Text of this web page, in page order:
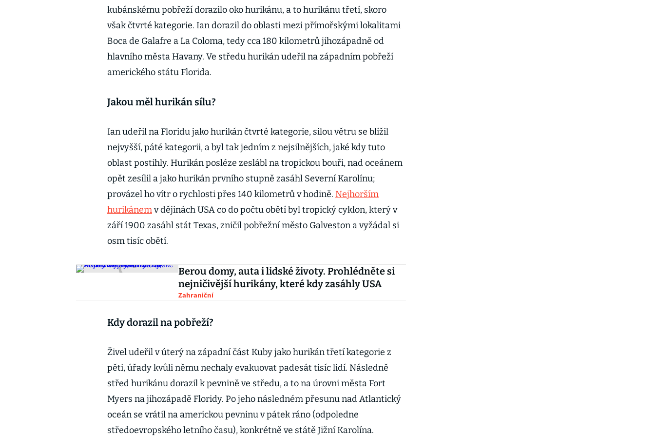
kubánskému pobřeží dorazilo oko hurikánu, a to hurikánu třetí, skoro
však čtvrté kategorie. Ian dorazil do oblasti mezi přímořskými lokalitami
Boca de Galafre a La Coloma, tedy cca 180 kilometrů jihozápadně od
hlavního města Havany. Ve středu hurikán udeřil na západním pobřeží
amerického státu Florida.
Jakou měl hurikán sílu?
Ian udeřil na Floridu jako hurikán čtvrté kategorie, silou větru se blížil
nejvyšší, páté kategorii, a byl tak jedním z nejsilnějších, jaké kdy tuto
oblast postihly. Hurikán posléze zeslábl na tropickou bouři, nad oceánem
opět zesílil a jako hurikán prvního stupně zasáhl Severní Karolínu;
provázel ho vítr o rychlosti přes 140 kilometrů v hodině. Nejhorším
hurikánemv dějinách USA co do počtu obětí byl tropický cyklon, který v
září 1900 zasáhl stát Texas, zničil pobřežní město Galveston a vyžádal si
osm tisíc obětí.
Berou domy, auta i lidské životy. Prohlédněte si
nejničivější hurikány, které kdy zasáhly USA
Zahraniční
Kdy dorazil na pobřeží?
Živel udeřil v úterý na západní část Kuby jako hurikán třetí kategorie z
pěti, úřady kvůli němu nechaly evakuovat padesát tisíc lidí. Následně
střed hurikánu dorazil k pevnině ve středu, a to na úrovni města Fort
Myers na jihozápadě Floridy. Po jeho následném přesunu nad Atlantický
oceán se vrátil na americkou pevninu v pátek ráno (odpoledne
středoevropského letního času), konkrétně ve státě Jižní Karolína.